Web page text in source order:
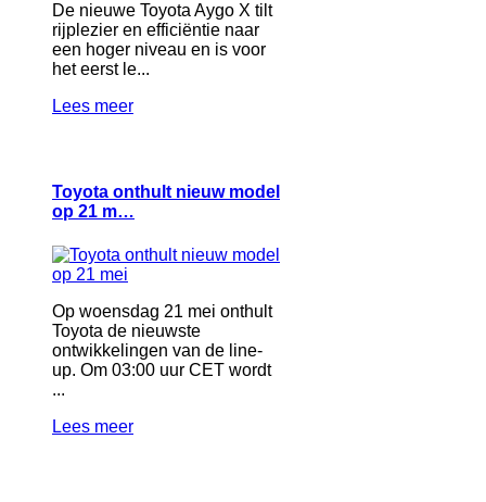
De nieuwe Toyota Aygo X tilt
rijplezier en efficiëntie naar
een hoger niveau en is voor
het eerst le...
Lees meer
Toyota onthult nieuw model
op 21 m…
Op woensdag 21 mei onthult
Toyota de nieuwste
ontwikkelingen van de line-
up. Om 03:00 uur CET wordt
...
Lees meer